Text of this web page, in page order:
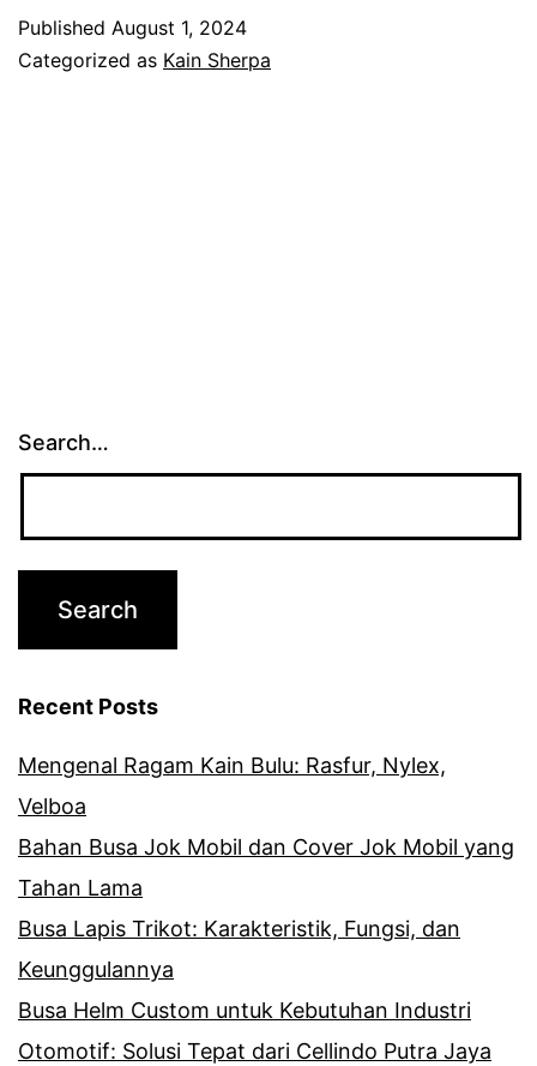
Published August 1, 2024
Categorized as Kain Sherpa
Search…
Recent Posts
Mengenal Ragam Kain Bulu: Rasfur, Nylex,
Velboa
Bahan Busa Jok Mobil dan Cover Jok Mobil yang
Tahan Lama
Busa Lapis Trikot: Karakteristik, Fungsi, dan
Keunggulannya
Busa Helm Custom untuk Kebutuhan Industri
Otomotif: Solusi Tepat dari Cellindo Putra Jaya